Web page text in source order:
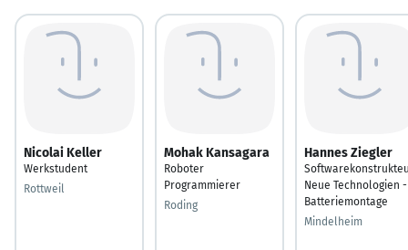
Nicolai Keller
Werkstudent
Rottweil
Mohak Kansagara
Roboter
Programmierer
Roding
Hannes Ziegler
Neue Technologien -
Batteriemontage
Mindelheim